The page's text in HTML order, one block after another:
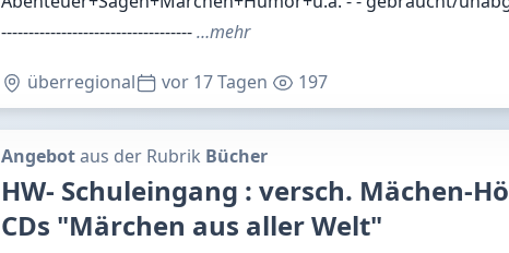
-----------------------------------…mehr
überregional vor 17 Tagen 197
Angebotaus der Rubrik Bücher
HW- Schuleingang : versch. Mächen-
CDs "Märchen aus aller Welt"